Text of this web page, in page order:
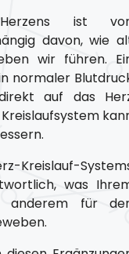
ist
davon, wie
wir führen.
normaler
auf das
Kreislauf-
was
anderem für